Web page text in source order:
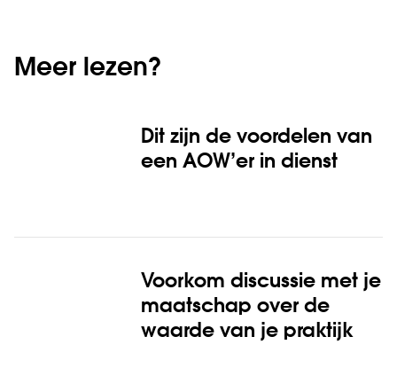
Meer lezen?
Dit zijn de voordelen van
een AOW’er in dienst
Voorkom discussie met je
maatschap over de
waarde van je praktijk